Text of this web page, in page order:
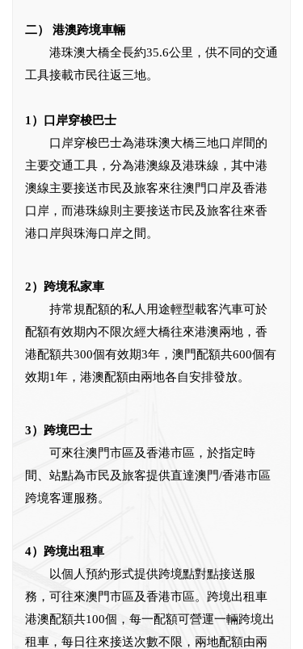
二） 港澳跨境車輛
港珠澳大橋全長約35.6公里，供不同的交通
工具接載市民往返三地。
1）口岸穿梭巴士
口岸穿梭巴士為港珠澳大橋三地口岸間的
主要交通工具，分為港澳線及港珠線，其中港
澳線主要接送市民及旅客來往澳門口岸及香港
口岸，而港珠線則主要接送市民及旅客往來香
港口岸與珠海口岸之間。
2）跨境私家車
持常規配額的私人用途輕型載客汽車可於
配額有效期內不限次經大橋往來港澳兩地，香
港配額共300個有效期3年，澳門配額共600個有
效期1年，港澳配額由兩地各自安排發放。
3）跨境巴士
可來往澳門市區及香港市區，於指定時
間、站點為市民及旅客提供直達澳門/香港市區
跨境客運服務。
4）跨境出租車
以個人預約形式提供跨境點對點接送服
務，可往來澳門市區及香港市區。跨境出租車
港澳配額共100個，每一配額可營運一輛跨境出
租車，每日往來接送次數不限，兩地配額由兩